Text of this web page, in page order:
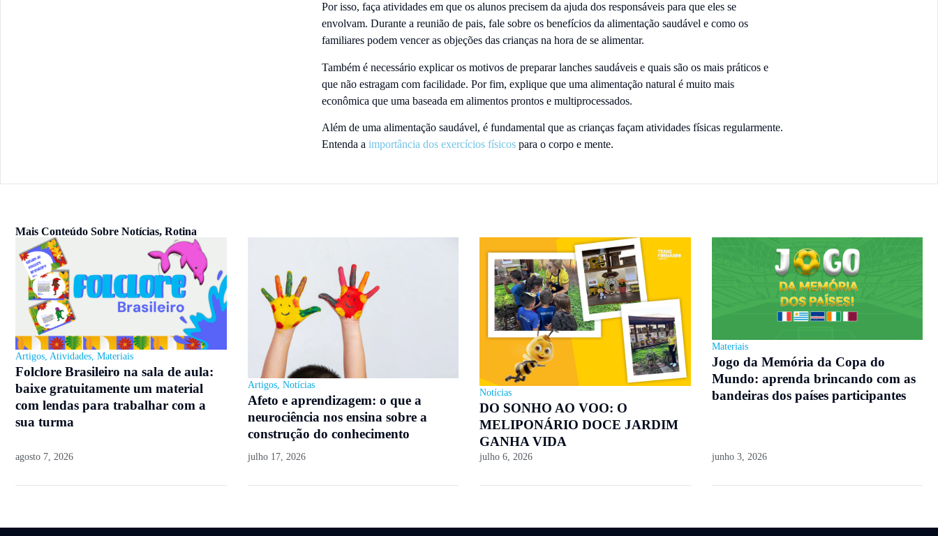
Por isso, faça atividades em que os alunos precisem da ajuda dos responsáveis para que eles se
envolvam. Durante a reunião de pais, fale sobre os benefícios da alimentação saudável e como os
familiares podem vencer as objeções das crianças na hora de se alimentar.
Também é necessário explicar os motivos de preparar lanches saudáveis e quais são os mais práticos e
que não estragam com facilidade. Por fim, explique que uma alimentação natural é muito mais
econômica que uma baseada em alimentos prontos e multiprocessados.
Além de uma alimentação saudável, é fundamental que as crianças façam atividades físicas regularmente.
Entenda a importância dos exercícios físicospara o corpo e mente.
Mais Conteúdo Sobre Notícias, Rotina
Artigos, Atividades, Materiais
Folclore Brasileiro na sala de aula:
baixe gratuitamente um material
com lendas para trabalhar com a
sua turma
agosto 7, 2026
Artigos, Notícias
Afeto e aprendizagem: o que a
neurociência nos ensina sobre a
construção do conhecimento
julho 17, 2026
Notícias
DO SONHO AO VOO: O
MELIPONÁRIO DOCE JARDIM
GANHA VIDA
julho 6, 2026
Materiais
Jogo da Memória da Copa do
Mundo: aprenda brincando com as
bandeiras dos países participantes
junho 3, 2026